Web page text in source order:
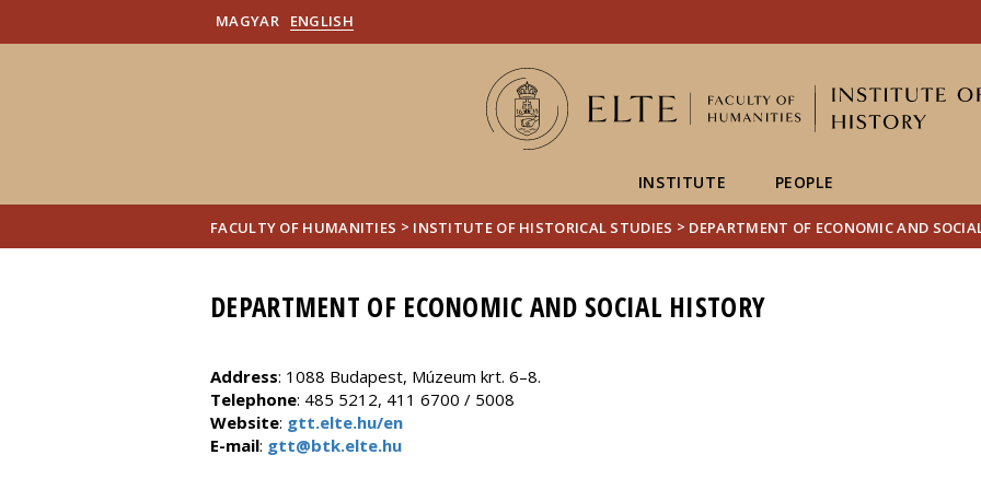
MAGYAR ENGLISH
INSTITUTE PEOPLE
FACULTY OF HUMANITIES > INSTITUTE OF HISTORICAL STUDIES > DEPARTMENT OF ECONOMIC AND
DEPARTMENT OF ECONOMIC AND SOCIAL HISTORY
Address: 1088 Budapest, Múzeum krt. 6–8.
Telephone: 485 5212, 411 6700 / 5008
Website: gtt.elte.hu/en
E-mail: gtt@btk.elte.hu